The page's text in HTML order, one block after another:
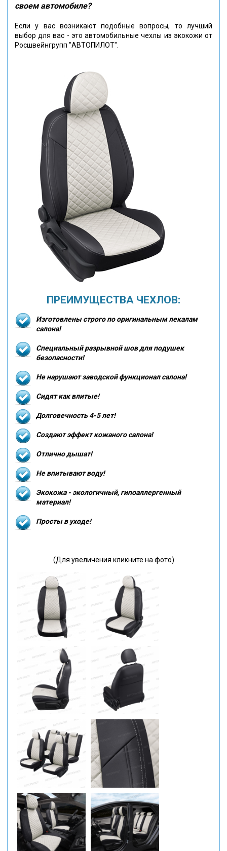
своем автомобиле?
Если у вас возникают подобные вопросы, то лучший
выбор для вас - это автомобильные чехлы из экокожи от
Росшвейнгрупп "АВТОПИЛОТ".
ПРЕИМУЩЕСТВА ЧЕХЛОВ:
Изготовлены строго по оригинальным лекалам
салона!
Специальный разрывной шов для подушек
безопасности!
Не нарушают заводской функционал салона!
Сидят как влитые!
Долговечность 4-5 лет!
Создают эффект кожаного салона!
Отлично дышат!
Не впитывают воду!
Экокожа - экологичный, гипоаллергенный
материал!
Просты в уходе!
(Для увеличения кликните на фото)